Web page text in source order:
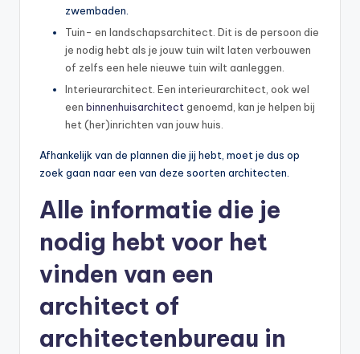
zwembaden.
Tuin- en landschapsarchitect. Dit is de persoon die
je nodig hebt als je jouw tuin wilt laten verbouwen
of zelfs een hele nieuwe tuin wilt aanleggen.
Interieurarchitect. Een interieurarchitect, ook wel
een binnenhuisarchitect genoemd, kan je helpen bij
het (her)inrichten van jouw huis.
Afhankelijk van de plannen die jij hebt, moet je dus op
zoek gaan naar een van deze soorten architecten.
Alle informatie die je
nodig hebt voor het
vinden van een
architect of
architectenbureau in